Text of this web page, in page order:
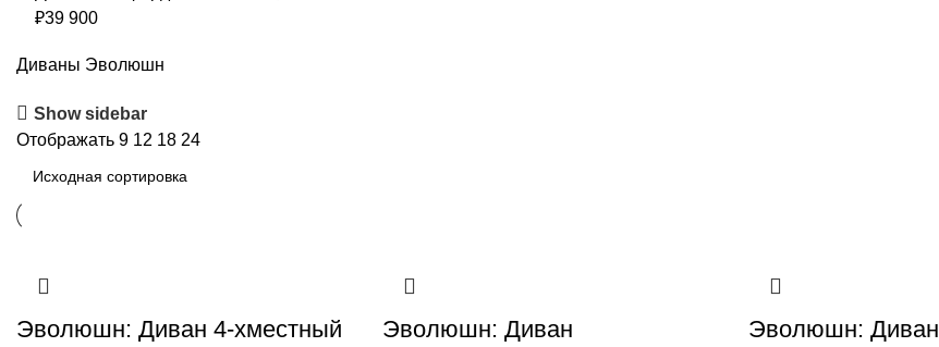
₽39 900
Диваны Эволюшн
Show sidebar
Отображать 9 12 18 24
Эволюшн: Диван 4-хместный
Эволюшн: Диван
Эволюшн: Диван